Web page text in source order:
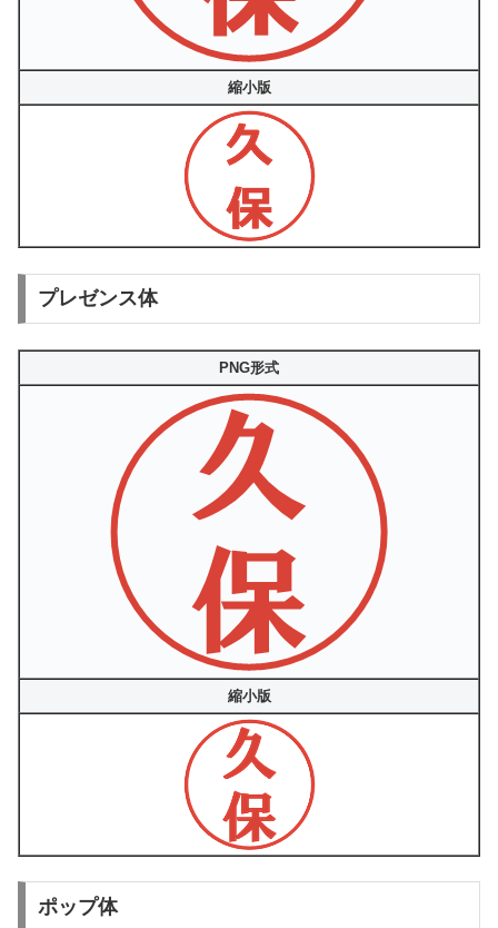
縮小版
プレゼンス体
PNG形式
縮小版
ポップ体